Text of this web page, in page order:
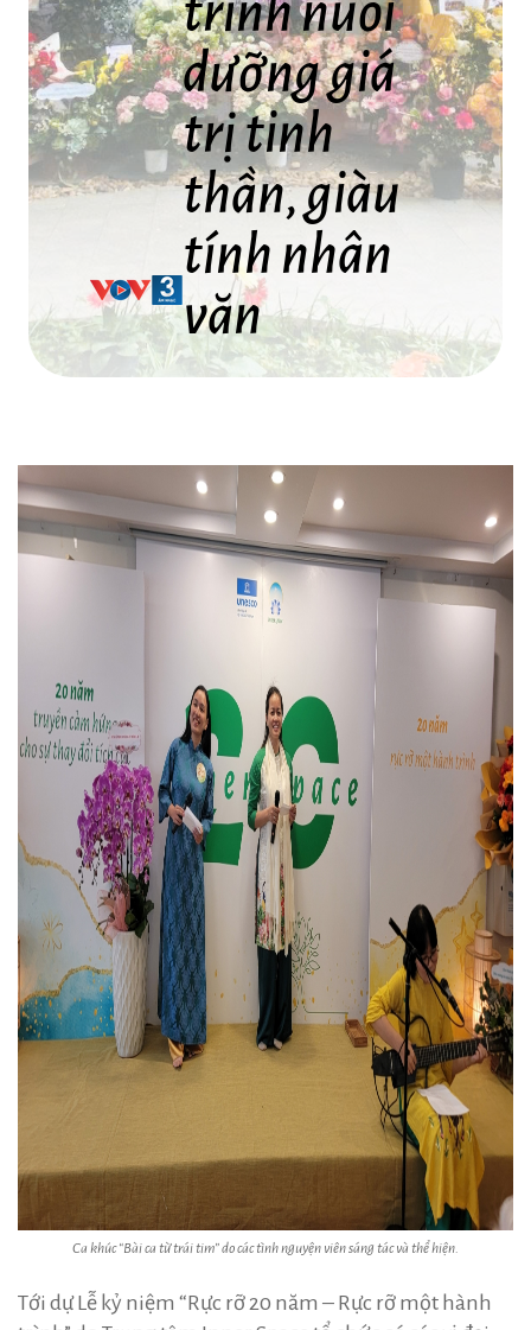
trình nuôi
dưỡng giá
trị tinh
thần, giàu
tính nhân
văn
Ca khúc “Bài ca từ trái tim” do các tình nguyện viên sáng tác và thể hiện.
Tới dự Lễ kỷ niệm “Rực rỡ 20 năm – Rực rỡ một hành